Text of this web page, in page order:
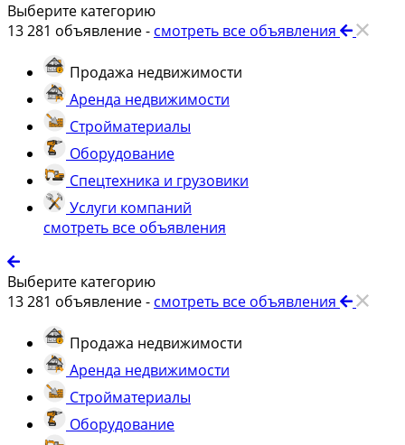
Выберите категорию
13 281 объявление - смотреть все объявления
Продажа недвижимости
Аренда недвижимости
Стройматериалы
Оборудование
Спецтехника и грузовики
Услуги компаний
смотреть все объявления
Выберите категорию
13 281 объявление - смотреть все объявления
Продажа недвижимости
Аренда недвижимости
Стройматериалы
Оборудование